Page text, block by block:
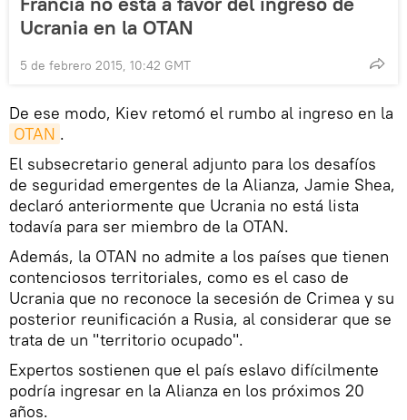
Ucrania en la OTAN
5 de febrero 2015, 10:42 GMT
De ese modo, Kiev retomó el rumbo al ingreso en la
OTAN .
El subsecretario general adjunto para los desafíos
de seguridad emergentes de la Alianza, Jamie Shea,
declaró anteriormente que Ucrania no está lista
todavía para ser miembro de la OTAN.
Además, la OTAN no admite a los países que tienen
contenciosos territoriales, como es el caso de
Ucrania que no reconoce la secesión de Crimea y su
posterior reunificación a Rusia, al considerar que se
trata de un "territorio ocupado".
Expertos sostienen que el país eslavo difícilmente
podría ingresar en la Alianza en los próximos 20
años.